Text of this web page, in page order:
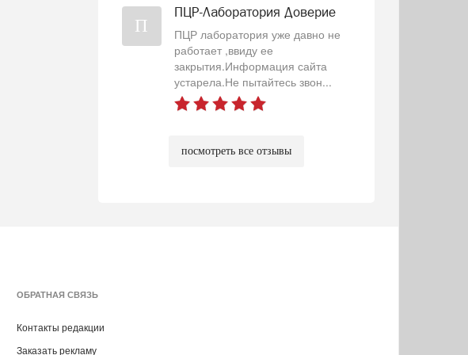
П
ПЦР-Лаборатория Доверие
ПЦР лаборатория уже давно не
работает ,ввиду ее
закрытия.Информация сайта
устарела.Не пытайтесь звон...
посмотреть все отзывы
ОБРАТНАЯ СВЯЗЬ
Контакты редакции
Заказать рекламу